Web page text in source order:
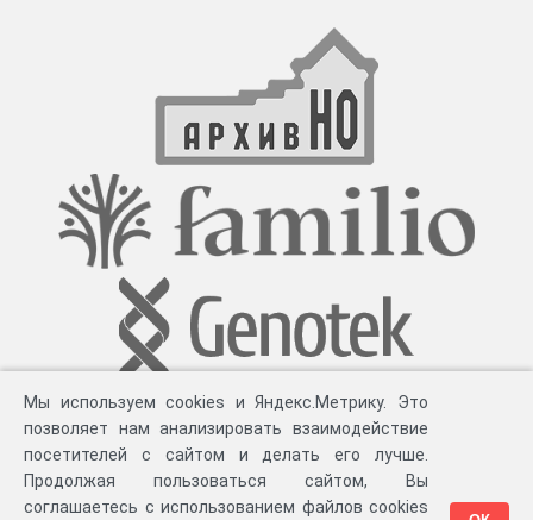
Мы используем cookies и Яндекс.Метрику. Это
позволяет нам анализировать взаимодействие
посетителей с сайтом и делать его лучше.
Продолжая пользоваться сайтом, Вы
соглашаетесь с использованием файлов cookies